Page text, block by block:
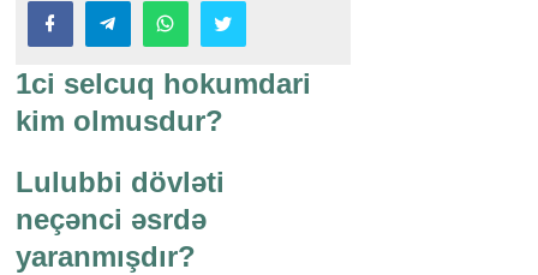
1ci selcuq hokumdari
kim olmusdur?
Lulubbi dövləti
neçənci əsrdə
yaranmışdır?